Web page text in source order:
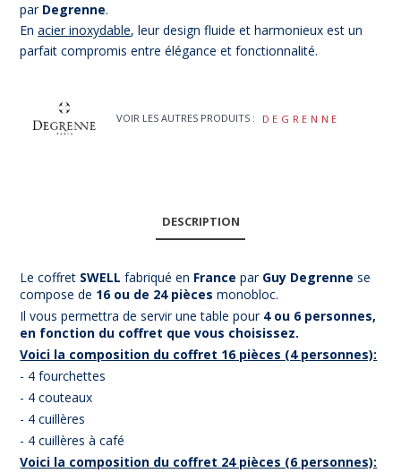
par Degrenne.
Enacier inoxydable, leur design fluide et harmonieux est un
parfait compromis entre élégance et fonctionnalité.
VOIR LES AUTRES PRODUITS : DEGRENNE
DESCRIPTION
Le coffret SWELLfabriqué en Francepar Guy Degrenne se
compose de 16 ou de 24 pièces monobloc.
Il vous permettra de servir une table pour 4 ou 6 personnes,
en fonction du coffret que vous choisissez.
Voici la composition du coffret 16 pièces (4 personnes):
- 4 fourchettes
- 4 couteaux
- 4 cuillères
- 4 cuillères à café
Voici la composition du coffret 24 pièces (6 personnes):